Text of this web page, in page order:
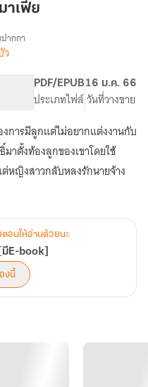
าเฟีย
ากกา
ว
นื้อหา
PDF/EPUB
ประเภทไฟล์
16 ม.ค. 66
วันที่วางขาย
การมีลูกแต่ไม่อยากแต่งงานกับ
าตั้งท้องลูกของเขาโดยใช้
หญิงสาวกลับหลงรักนายจ้าง
ตอนให้อ่านด้วยนะ
E-book]
งนี้